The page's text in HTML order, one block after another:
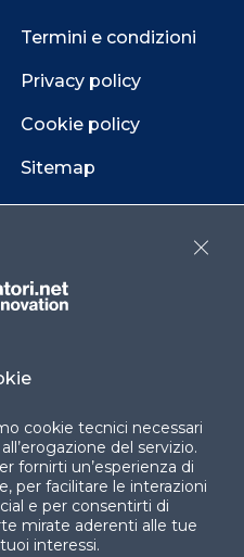
Termini e condizioni
Privacy policy
Cookie policy
Sitemap
Dichiarazione di
Cookie Center
cookie tecnici necessari
del servizio.
fornirti un’esperienza di
per facilitare le interazioni
e per consentirti di
mirate aderenti alle tue
interessi.